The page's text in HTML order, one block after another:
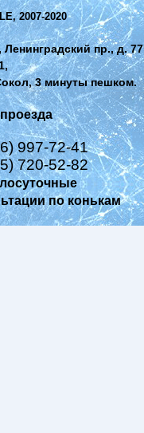
2007-2020
Ленинградский пр., д. 77
3 минуты пешком.
997-72-41
720-52-82
по конькам